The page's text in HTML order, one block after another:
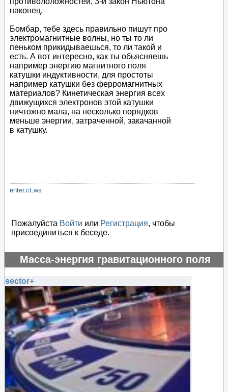
наконец.
Бомбар, тебе здесь правильно пишут про
электромагнитные волны, но ты то ли
пеньком прикидываешься, то ли такой и
есть. А вот интересно, как ты обьясняешь
например энергию магнитного поля
катушки индуктивности, для простоты
например катушки без ферромагнитных
материалов? Кинетическая энергия всех
движущихся электронов этой катушки
ничтожно мала, на несколько порядков
меньше энергии, затраченной, закачанной
в катушку.
enter.ct.ws
Пожалуйста Войти или Регистрация, чтобы
присоединиться к беседе.
Масса-энергия гравитационного поля
отрицательная?
#130765
sector+